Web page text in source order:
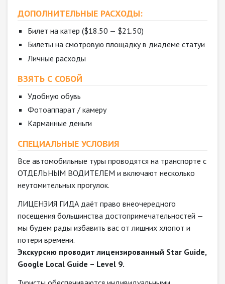
ДОПОЛНИТЕЛЬНЫЕ РАСХОДЫ:
Билет на катер ($18.50 — $21.50)
Билеты на смотровую площадку в диадеме статуи
Личные расходы
ВЗЯТЬ С СОБОЙ
Удобную обувь
Фотоаппарат / камеру
Карманные деньги
СПЕЦИАЛЬНЫЕ УСЛОВИЯ
Все автомобильные туры проводятся на транспорте с
ОТДЕЛЬНЫМ ВОДИТЕЛЕМ и включают несколько
неутомительных прогулок.
ЛИЦЕНЗИЯ ГИДА даёт право внеочередного
посещения большинства достопримечательностей —
мы будем рады избавить вас от лишних хлопот и
потери времени.
Экскурсию проводит лицензированный Star Guide,
Google Local Guide – Level 9.